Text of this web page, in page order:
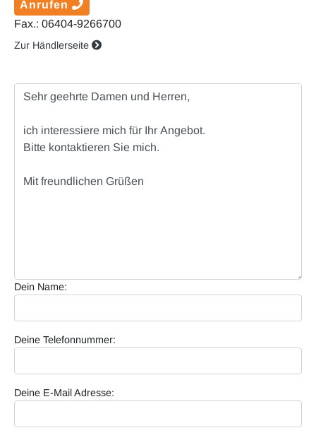
Anrufen
Fax.: 06404-9266700
Zur Händlerseite
Dein Name:
Deine Telefonnummer:
Deine E-Mail Adresse: